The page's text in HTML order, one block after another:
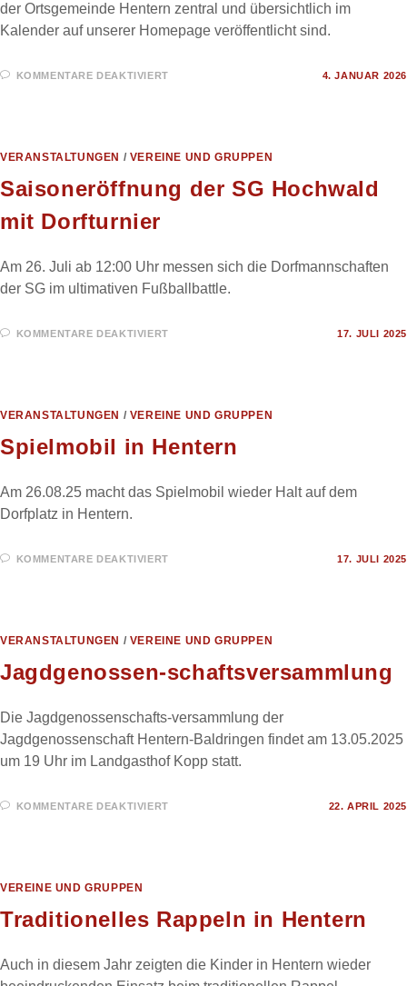
der Ortsgemeinde Hentern zentral und übersichtlich im
Kalender auf unserer Homepage veröffentlicht sind.
KOMMENTARE DEAKTIVIERTFÜR
4. JANUAR 2026
VERANSTALTUNGEN / VEREINE UND GRUPPEN
Saisoneröffnung der SG Hochwald
mit Dorfturnier
Am 26. Juli ab 12:00 Uhr messen sich die Dorfmannschaften
der SG im ultimativen Fußballbattle.
KOMMENTARE DEAKTIVIERTFÜR
17. JULI 2025
VERANSTALTUNGEN / VEREINE UND GRUPPEN
Spielmobil in Hentern
Am 26.08.25 macht das Spielmobil wieder Halt auf dem
Dorfplatz in Hentern.
KOMMENTARE DEAKTIVIERTFÜR
17. JULI 2025
VERANSTALTUNGEN / VEREINE UND GRUPPEN
Jagdgenossen-schaftsversammlung
Die Jagdgenossenschafts-versammlung der
Jagdgenossenschaft Hentern-Baldringen findet am 13.05.2025
um 19 Uhr im Landgasthof Kopp statt.
KOMMENTARE DEAKTIVIERTFÜR
22. APRIL 2025
VEREINE UND GRUPPEN
Traditionelles Rappeln in Hentern
Auch in diesem Jahr zeigten die Kinder in Hentern wieder